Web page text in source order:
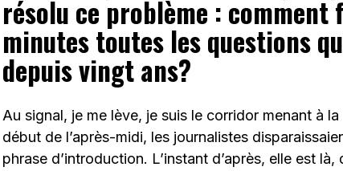
résolu ce problème :
minutes toutes les questions
depuis vingt ans?
Au signal, je me lève, je suis le corridor menant à
début de l’après-midi, les journalistes
phrase d’introduction. L’instant d’après, elle est